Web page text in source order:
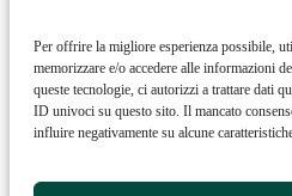
Per offrire la migliore esperienza possibile,
memorizzare e/o accedere alle informazioni
queste tecnologie, ci autorizzi a trattare dati
ID univoci su questo sito. Il mancato
influire negativamente su alcune